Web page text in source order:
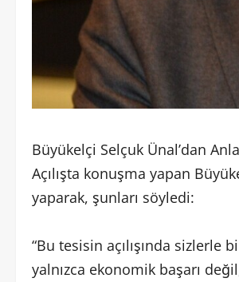
Büyükelçi Selçuk Ünal’dan
Açılışta konuşma yapan
yaparak, şunları söyledi:
“Bu tesisin açılışında
yalnızca ekonomik başarı